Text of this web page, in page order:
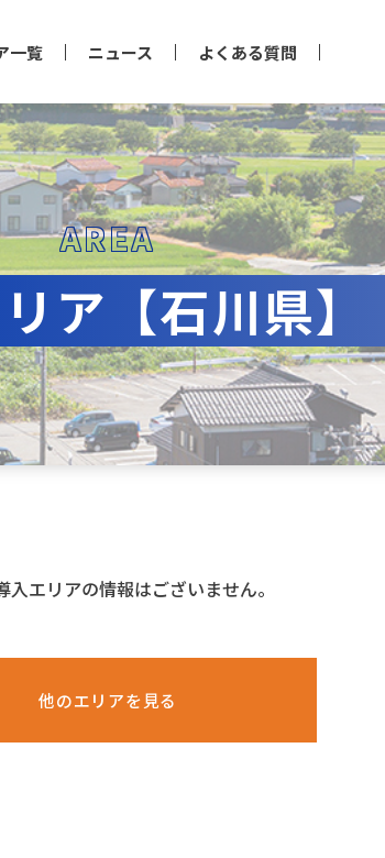
一覧 ニュース よくある質問
AREA
ア【石川県】
入エリアの情報はございません。
他のエリアを見る